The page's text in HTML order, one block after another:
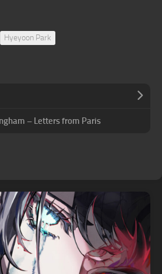
Hyeyoon Park
– Letters from Paris